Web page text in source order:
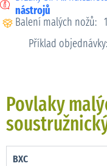
nástrojů
Balení malých nožů:
Příklad
Povlaky
BXC